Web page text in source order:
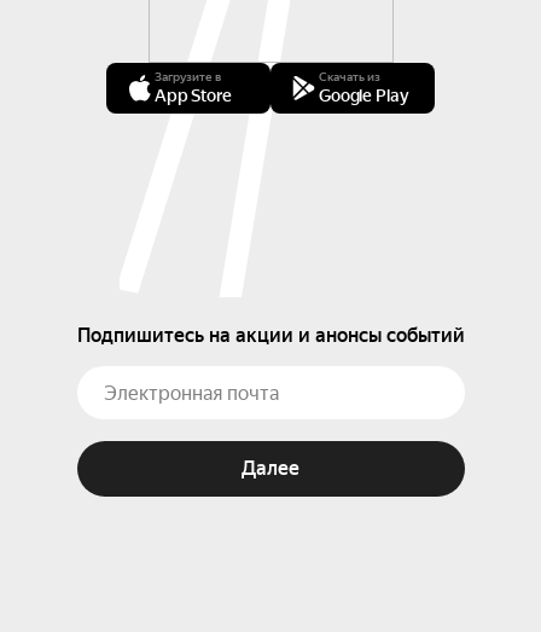
Загрузите в
App Store
Скачать из
Google Play
Подпишитесь на акции и анонсы событий
Далее